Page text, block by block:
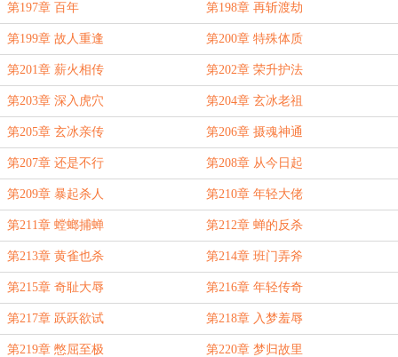
第197章 百年 第198章 再斩渡劫
第199章 故人重逢 第200章 特殊体质
第201章 薪火相传 第202章 荣升护法
第203章 深入虎穴 第204章 玄冰老祖
第205章 玄冰亲传 第206章 摄魂神通
第207章 还是不行 第208章 从今日起
第209章 暴起杀人 第210章 年轻大佬
第211章 螳螂捕蝉 第212章 蝉的反杀
第213章 黄雀也杀 第214章 班门弄斧
第215章 奇耻大辱 第216章 年轻传奇
第217章 跃跃欲试 第218章 入梦羞辱
第219章 憋屈至极 第220章 梦归故里